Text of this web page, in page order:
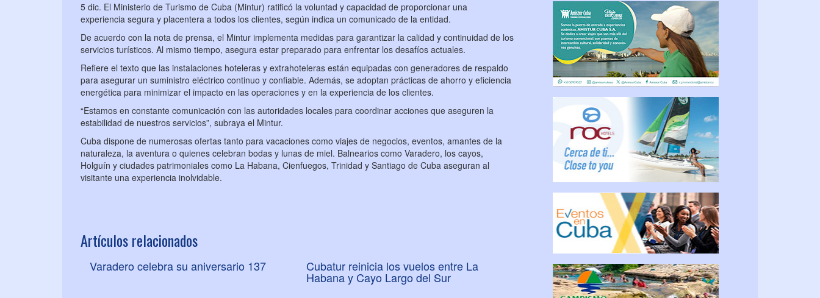
5 dic. El Ministerio de Turismo de Cuba (Mintur) ratificó la voluntad y capacidad de proporcionar una
experiencia segura y placentera a todos los clientes, según indica un comunicado de la entidad.
De acuerdo con la nota de prensa, el Mintur implementa medidas para garantizar la calidad y continuidad de los
servicios turísticos. Al mismo tiempo, asegura estar preparado para enfrentar los desafíos actuales.
Refiere el texto que las instalaciones hoteleras y extrahoteleras están equipadas con generadores de respaldo
para asegurar un suministro eléctrico continuo y confiable. Además, se adoptan prácticas de ahorro y eficiencia
energética para minimizar el impacto en las operaciones y en la experiencia de los clientes.
“Estamos en constante comunicación con las autoridades locales para coordinar acciones que aseguren la
estabilidad de nuestros servicios”, subraya el Mintur.
Cuba dispone de numerosas ofertas tanto para vacaciones como viajes de negocios, eventos, amantes de la
naturaleza, la aventura o quienes celebran bodas y lunas de miel. Balnearios como Varadero, los cayos,
Holguín y ciudades patrimoniales como La Habana, Cienfuegos, Trinidad y Santiago de Cuba aseguran al
visitante una experiencia inolvidable.
Artículos relacionados
Varadero celebra su aniversario 137 Cubatur reinicia los vuelos entre La
Habana y Cayo Largo del Sur